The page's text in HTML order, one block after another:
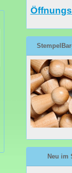
Stanzschablone
Die-namics
Superstar Photo
Card Frame
23,99 €
Neu im